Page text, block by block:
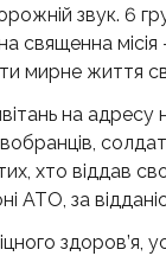
звук. 6
священна
мирне життя
на адресу
хто віддав
АТО, за
здоров’я,